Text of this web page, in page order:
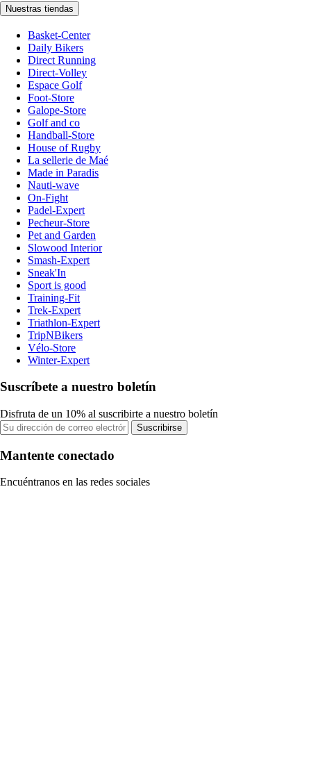
Nuestras tiendas
Basket-Center
Daily Bikers
Direct Running
Direct-Volley
Espace Golf
Foot-Store
Galope-Store
Golf and co
Handball-Store
House of Rugby
La sellerie de Maé
Made in Paradis
Nauti-wave
On-Fight
Padel-Expert
Pecheur-Store
Pet and Garden
Slowood Interior
Smash-Expert
Sneak'In
Sport is good
Training-Fit
Trek-Expert
Triathlon-Expert
TripNBikers
Vélo-Store
Winter-Expert
Suscríbete a nuestro boletín
Disfruta de un 10% al suscribirte a nuestro boletín
Suscribirse
Mantente conectado
Encuéntranos en las redes sociales